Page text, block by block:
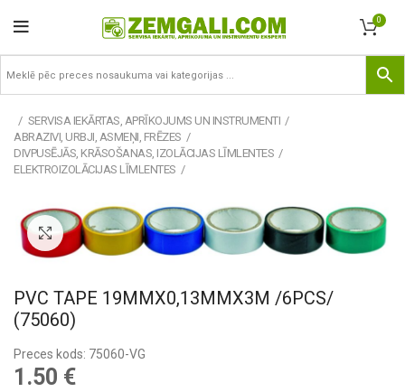
0
SERVISA IEKĀRTAS, APRĪKOJUMS UN INSTRUMENTI
ABRAZIVI, URBJI, ASMEŅI, FRĒZES
DIVPUSĒJĀS, KRĀSOŠANAS, IZOLĀCIJAS LĪMLENTES
ELEKTROIZOLĀCIJAS LĪMLENTES
Pietuvināt
PVC TAPE 19MMX0,13MMX3M /6PCS/
(75060)
Preces kods: 75060-VG
1.50 €